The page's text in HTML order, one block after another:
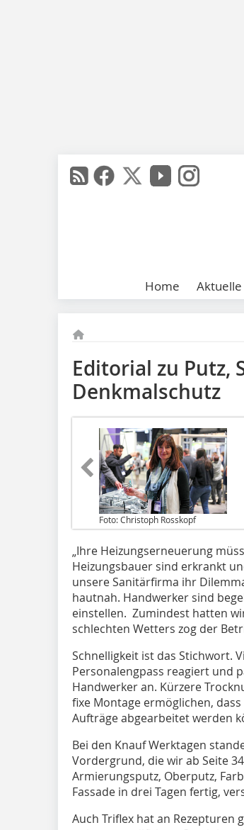
Home Aktuelle
Editorial zu Putz,
Denkmalschutz
Foto: Christoph Rosskopf
„Ihre Heizungserneuerung
Heizungsbauer sind erkrankt
unsere Sanitärfirma ihr
hautnah. Handwerker sind
einstellen. Zumindest hatten
schlechten Wetters zog der
Schnelligkeit ist das Stichwort.
Personalengpass reagiert und
Handwerker an. Kürzere
fixe Montage ermöglichen,
Aufträge abgearbeitet werden
Bei den Knauf Werktagen
Vordergrund, die wir ab Seite
Armierungsputz, Oberputz,
Fassade in drei Tagen fertig,
Auch Triflex hat an